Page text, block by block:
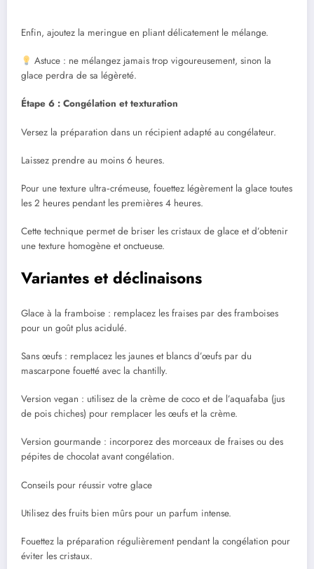
Enfin, ajoutez la meringue en pliant délicatement le mélange.
Astuce : ne mélangez jamais trop vigoureusement, sinon la
glace perdra de sa légèreté.
Étape 6 : Congélation et texturation
Versez la préparation dans un récipient adapté au congélateur.
Laissez prendre au moins 6 heures.
Pour une texture ultra‑crémeuse, fouettez légèrement la glace toutes
les 2 heures pendant les premières 4 heures.
Cette technique permet de briser les cristaux de glace et d’obtenir
une texture homogène et onctueuse.
Variantes et déclinaisons
Glace à la framboise : remplacez les fraises par des framboises
pour un goût plus acidulé.
Sans œufs : remplacez les jaunes et blancs d’œufs par du
mascarpone fouetté avec la chantilly.
Version vegan : utilisez de la crème de coco et de l’aquafaba (jus
de pois chiches) pour remplacer les œufs et la crème.
Version gourmande : incorporez des morceaux de fraises ou des
pépites de chocolat avant congélation.
Conseils pour réussir votre glace
Utilisez des fruits bien mûrs pour un parfum intense.
Fouettez la préparation régulièrement pendant la congélation pour
éviter les cristaux.